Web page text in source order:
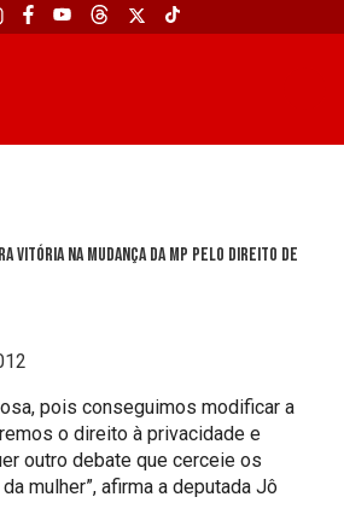
vitória na mudança da MP pelo direito de
pois conseguimos modificar a
o direito à privacidade e
outro debate que cerceie os
mulher”, afirma a deputada Jô